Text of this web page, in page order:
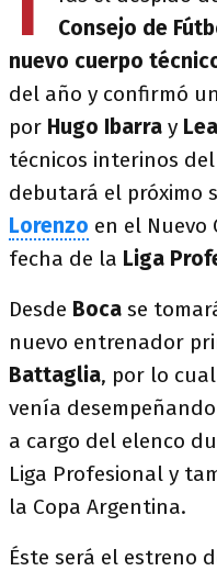
Consejo de
nuevo cuerpo
del año y confirmó
por Hugo Ibarra y
técnicos interinos
debutará el próximo
Lorenzo en el Nuevo
fecha de la Liga
Desde Boca se
nuevo entrenador
Battaglia, por lo
venía
a cargo del elenco
Liga Profesional y
la Copa Argentina.
Éste será el estreno